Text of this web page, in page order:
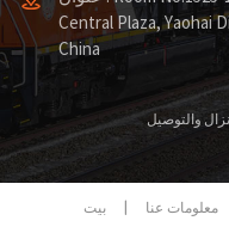
Central Plaza, Yaohai
China
والتوصيل
بيت معلومات عنا